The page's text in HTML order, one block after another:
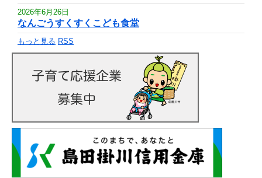
2026年6月26日
なんごうすくすくこども食堂
もっと見る RSS